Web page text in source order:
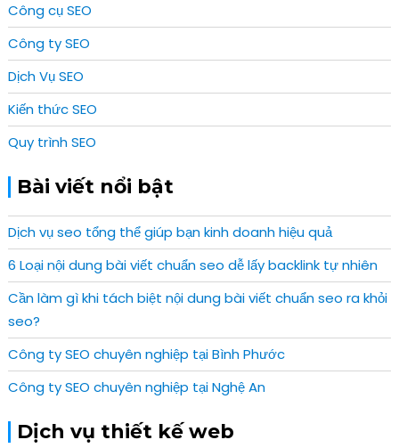
Công cụ SEO
Công ty SEO
Dịch Vụ SEO
Kiến thức SEO
Quy trình SEO
Bài viết nổi bật
Dịch vụ seo tổng thể giúp bạn kinh doanh hiệu quả
6 Loại nội dung bài viết chuẩn seo dễ lấy backlink tự nhiên
Cần làm gì khi tách biệt nội dung bài viết chuẩn seo ra khỏi
seo?
Công ty SEO chuyên nghiệp tại Bình Phước
Công ty SEO chuyên nghiệp tại Nghệ An
Dịch vụ thiết kế web